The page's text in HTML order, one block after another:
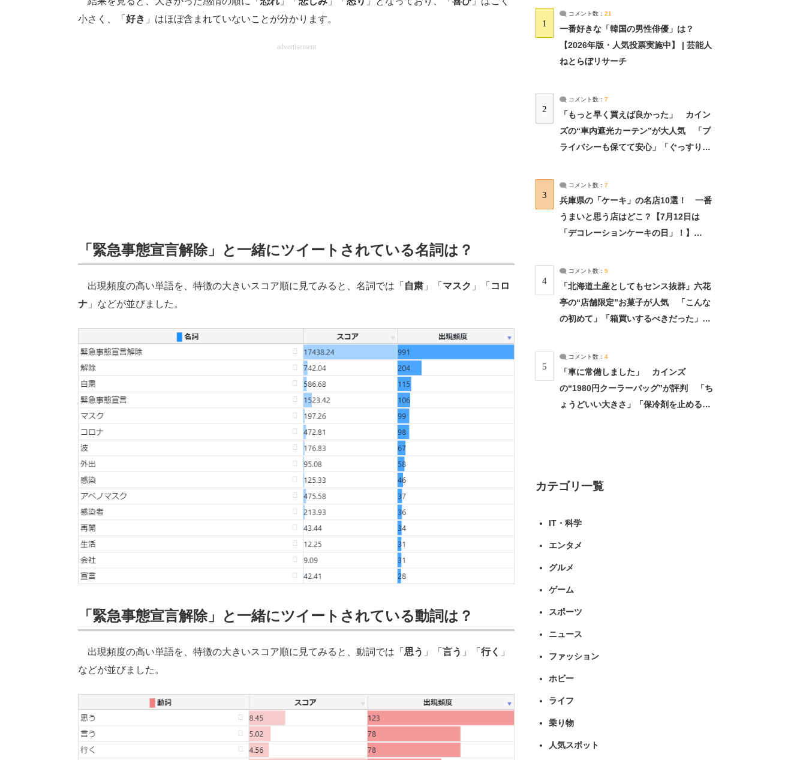
小さく、「 好き 」はほぼ含まれていないことが分かります。
advertisement
「緊急事態宣言解除」と一緒にツイートされている名詞は？
出現頻度の高い単語を、特徴の大きいスコア順に見てみると、名詞では「 自粛 」「 マスク 」「 コロ
ナ 」などが並びました。
「緊急事態宣言解除」と一緒にツイートされている動詞は？
出現頻度の高い単語を、特徴の大きいスコア順に見てみると、動詞では「 思う 」「 言う 」「 行く
」
などが並びました。
1
コメント数： 21
一番好きな「韓国の男性俳優」は？
【2026年版・人気投票実施中】 | 芸能人
ねとらぼリサーチ
2
コメント数： 7
「もっと早く買えば良かった」 カイン
ズの“車内遮光カーテン”が大人気 「プ
ライバシーも保てて安心」「ぐっすり眠
3
コメント数： 7
兵庫県の「ケーキ」の名店10選！ 一番
うまいと思う店はどこ？【7月12日は
「デコレーションケーキの日」！】
4
コメント数： 5
「北海道土産としてもセンス抜群」六花
亭の“店舗限定”お菓子が人気 「こんな
の初めて」「箱買いするべきだった」
5
コメント数： 4
「車に常備しました」 カインズ
の“1980円クーラーバッグ”が評判 「ち
ょうどいい大きさ」「保冷剤を止めるベ
カテゴリ一覧
IT・科学
エンタメ
グルメ
ゲーム
スポーツ
ニュース
ファッション
ホビー
ライフ
乗り物
人気スポット